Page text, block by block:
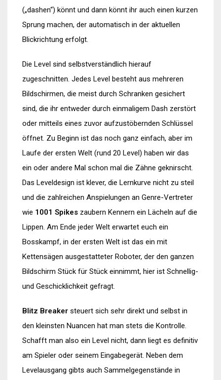
(„dashen“) könnt und dann könnt ihr auch einen kurzen
Sprung machen, der automatisch in der aktuellen
Blickrichtung erfolgt.
Die Level sind selbstverständlich hierauf
zugeschnitten. Jedes Level besteht aus mehreren
Bildschirmen, die meist durch Schranken gesichert
sind, die ihr entweder durch einmaligem Dash zerstört
oder mitteils eines zuvor aufzustöbernden Schlüssel
öffnet. Zu Beginn ist das noch ganz einfach, aber im
Laufe der ersten Welt (rund 20 Level) haben wir das
ein oder andere Mal schon mal die Zähne geknirscht.
Das Leveldesign ist klever, die Lernkurve nicht zu steil
und die zahlreichen Anspielungen an Genre-Vertreter
wie 1001 Spikes zaubern Kennern ein Lächeln auf die
Lippen. Am Ende jeder Welt erwartet euch ein
Bosskampf, in der ersten Welt ist das ein mit
Kettensägen ausgestatteter Roboter, der den ganzen
Bildschirm Stück für Stück einnimmt, hier ist Schnellig-
und Geschicklichkeit gefragt.
Blitz Breaker steuert sich sehr direkt und selbst in
den kleinsten Nuancen hat man stets die Kontrolle.
Schafft man also ein Level nicht, dann liegt es definitiv
am Spieler oder seinem Eingabegerät. Neben dem
Levelausgang gibts auch Sammelgegenstände in